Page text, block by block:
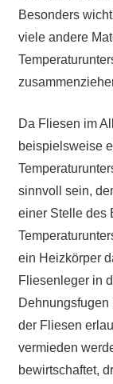
Besonders
viele andere
Da Fliesen im
beispielsweise
sinnvoll sein,
einer Stelle des
ein Heizkörper
Fliesenleger in
der Fliesen
vermieden
bewirtschaftet,